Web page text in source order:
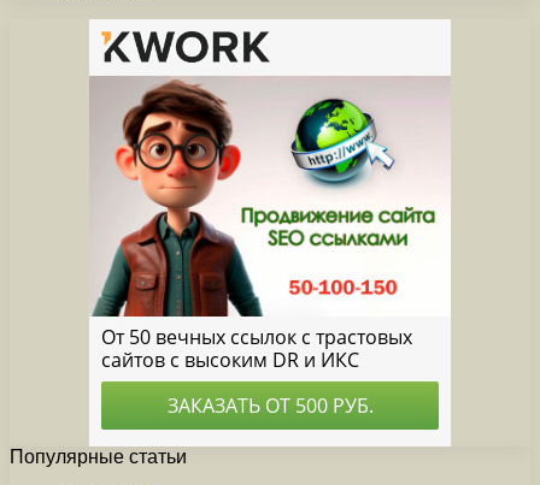
Популярные статьи